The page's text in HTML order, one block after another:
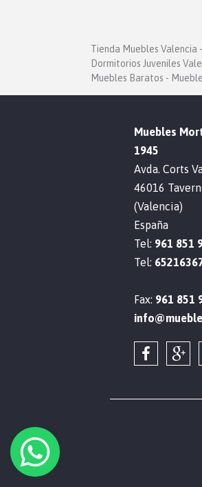
Tienda Muebles Valencia
Dormitorios Juveniles
Muebles Baratos -
Muebles
1945
Avda. Corts
46016
(Valencia)
España
Tel: 961 851
Tel:
Fax: 961 851